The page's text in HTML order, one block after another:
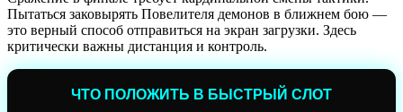
Пытаться заковырять Повелителя демонов в ближнем бою —
это верный способ отправиться на экран загрузки. Здесь
критически важны дистанция и контроль.
ЧТО ПОЛОЖИТЬ В БЫСТРЫЙ СЛОТ